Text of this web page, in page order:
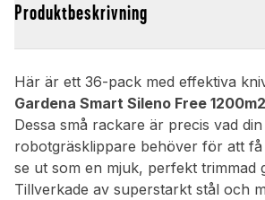
Produktbeskrivning
Här är ett 36-pack med effektiva
Gardena Smart Sileno Free 1200m2
Dessa små rackare är precis vad din
robotgräsklippare behöver för att få
se ut som en mjuk, perfekt trimmad
Tillverkade av superstarkt stål och